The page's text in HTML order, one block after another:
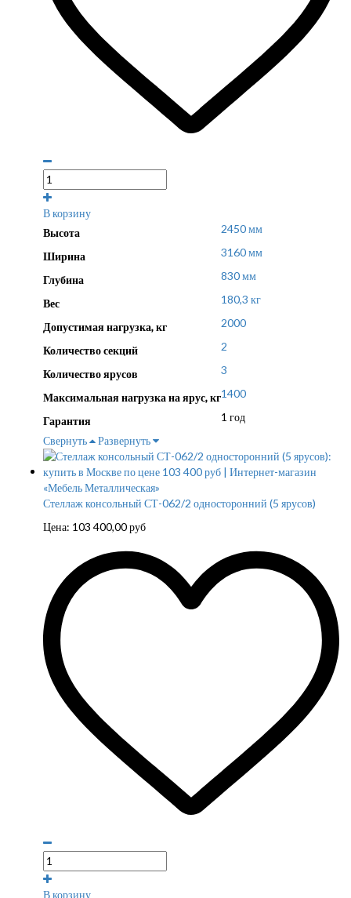
В корзину
Высота
2450 мм
Ширина 3160 мм
Глубина 830 мм
Вес 180,3 кг
Допустимая нагрузка, кг 2000
Количество секций 2
Количество ярусов 3
Максимальная нагрузка на ярус, кг1400
Гарантия
1 год
Свернуть
Развернуть
Стеллаж консольный СТ-062/2 односторонний (5 ярусов)
Цена: 103 400,00руб
В корзину